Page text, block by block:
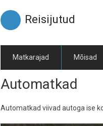
Reisijutud
Matkarajad Mõisad
Automatkad
Automatkad viivad autoga ise